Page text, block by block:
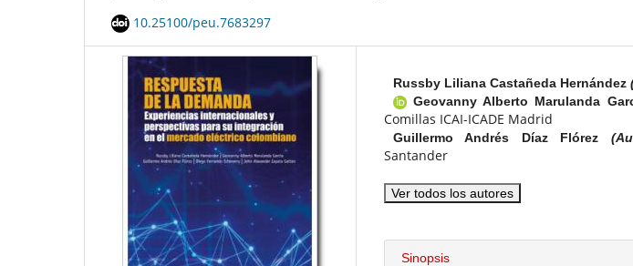
10.25100/peu.7683297
Russby Liliana Castañeda Hernández
Geovanny Alberto Marulanda
Comillas ICAI-ICADE Madrid
Guillermo Andrés Díaz Flórez
Santander
Ver todos los autores
Sinopsis